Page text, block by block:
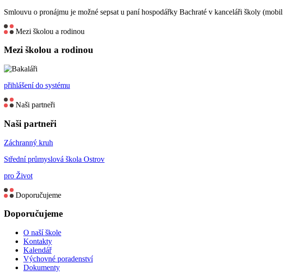
Smlouvu o pronájmu je možné sepsat u paní hospodářky Bachraté v kanceláři školy
Mezi školou a rodinou
Mezi školou a rodinou
přihlášení do systému
Naši partneři
Naši partneři
Záchranný kruh
Střední průmyslová škola Ostrov
pro Život
Doporučujeme
Doporučujeme
O naší škole
Kontakty
Kalendář
Výchovné poradenství
Dokumenty